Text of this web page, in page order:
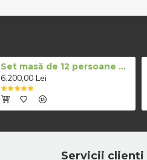
Set masă de 12 persoane cu scaune pe alb
6.200,00 Lei
Servicii clienți